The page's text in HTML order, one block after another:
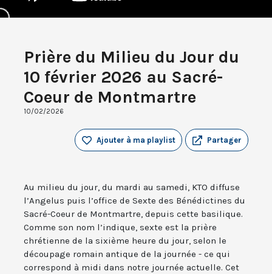
Prière du Milieu du Jour du
10 février 2026 au Sacré-
Coeur de Montmartre
10/02/2026
Partager
Ajouter à ma playlist
Au milieu du jour, du mardi au samedi, KTO diffuse
l’Angelus puis l’office de Sexte des Bénédictines du
Sacré-Coeur de Montmartre, depuis cette basilique.
Comme son nom l’indique, sexte est la prière
chrétienne de la sixième heure du jour, selon le
découpage romain antique de la journée - ce qui
correspond à midi dans notre journée actuelle. Cet